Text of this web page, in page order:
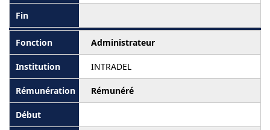
Administrateur
INTRADEL
Rémunéré